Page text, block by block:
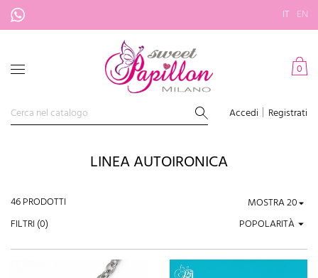
IT EN
0
Accedi Registrati
LINEA AUTOIRONICA
46 PRODOTTI
MOSTRA
POPOLARITÀ
FILTRI (0)